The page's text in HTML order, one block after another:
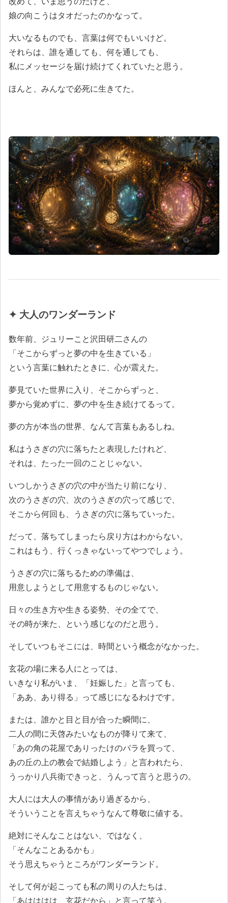
娘の向こうはタオだったのかなって。
大いなるものでも、言葉は何でもいいけど。
それらは、誰を通しても、何を通しても、
私にメッセージを届け続けてくれていたと思う。
ほんと、みんなで必死に生きてた。
✦ 大人のワンダーランド
数年前、ジュリーこと沢田研二さんの
「そこからずっと夢の中を生きている」
という言葉に触れたときに、心が震えた。
夢見ていた世界に入り、そこからずっと、
夢から覚めずに、夢の中を生き続けてるって。
夢の方が本当の世界、なんて言葉もあるしね。
私はうさぎの穴に落ちたと表現したけれど、
それは、たった一回のことじゃない。
いつしかうさぎの穴の中が当たり前になり、
次のうさぎの穴、次のうさぎの穴って感じで、
そこから何回も、うさぎの穴に落ちていった。
だって、落ちてしまったら戻り方はわからない。
これはもう、行くっきゃないってやつでしょう。
うさぎの穴に落ちるための準備は、
用意しようとして用意するものじゃない。
日々の生き方や生きる姿勢、その全てで、
その時が来た、という感じなのだと思う。
そしていつもそこには、時間という概念がなかった。
玄花の場に来る人にとっては、
いきなり私がいま、「妊娠した」と言っても、
「ああ、あり得る」って感じになるわけです。
または、誰かと目と目が合った瞬間に、
二人の間に天啓みたいなものが降りて来て、
「あの角の花屋でありったけのバラを買って、
あの丘の上の教会で結婚しよう」と言われたら、
うっかり八兵衛できっと、うんって言うと思うの。
大人には大人の事情があり過ぎるから、
そういうことを言えちゃうなんて尊敬に値する。
絶対にそんなことはない、ではなく、
「そんなことあるかも」
そう思えちゃうところがワンダーランド。
そして何が起こっても私の周りの人たちは、
「あはははは、玄花だから」と言って笑う。